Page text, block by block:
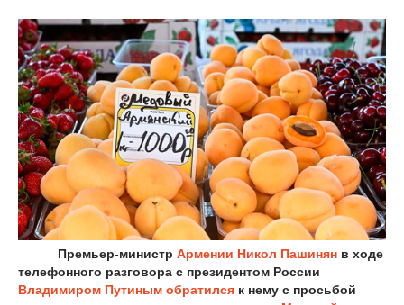
Премьер-министр Армении Никол Пашинян в ходе
телефонного разговора с президентом России
Владимиром Путиным обратился к нему с просьбой